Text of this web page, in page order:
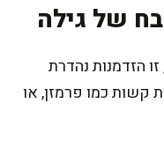
של גילה
הזדמנות נהדרת
קשות כמו פרמזן, או